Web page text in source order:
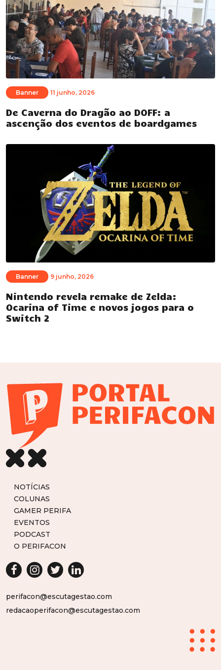
Banner 11 junho, 2026
De Caverna do Dragão ao DOFF: a
ascenção dos eventos de boardgames
Banner 9 junho, 2026
Nintendo revela remake de Zelda:
Ocarina of Time e novos jogos para o
Switch 2
NOTÍCIAS
COLUNAS
GAMER PERIFA
EVENTOS
PODCAST
O PERIFACON
perifacon@escutagestao.com
redacaoperifacon@escutagestao.com